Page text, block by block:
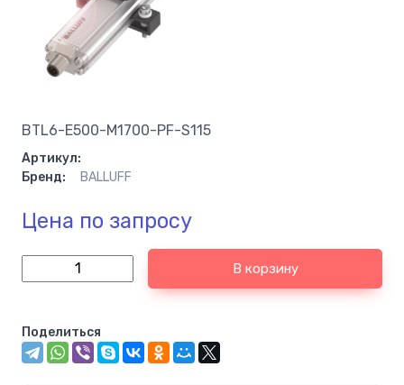
BTL6-E500-M1700-PF-S115
Артикул:
Бренд:
BALLUFF
Цена по запросу
В корзину
Поделиться